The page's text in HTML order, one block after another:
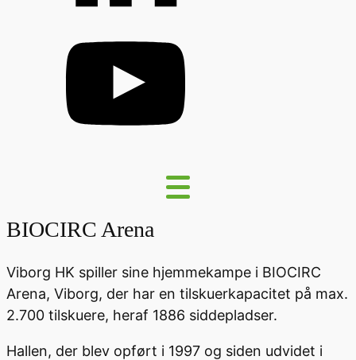
BIOCIRC Arena
Viborg HK spiller sine hjemmekampe i BIOCIRC
Arena, Viborg, der har en tilskuerkapacitet på max.
2.700 tilskuere, heraf 1886 siddepladser.
Hallen, der blev opført i 1997 og siden udvidet i